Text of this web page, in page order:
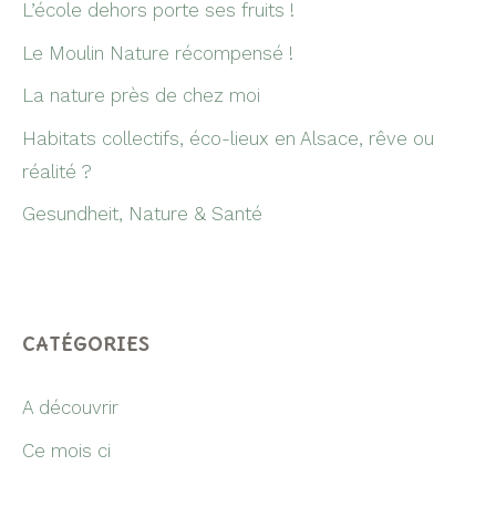
L’école dehors porte ses fruits !
Le Moulin Nature récompensé !
La nature près de chez moi
Habitats collectifs, éco-lieux en Alsace, rêve ou
réalité ?
Gesundheit, Nature & Santé
CATÉGORIES
A découvrir
Ce mois ci